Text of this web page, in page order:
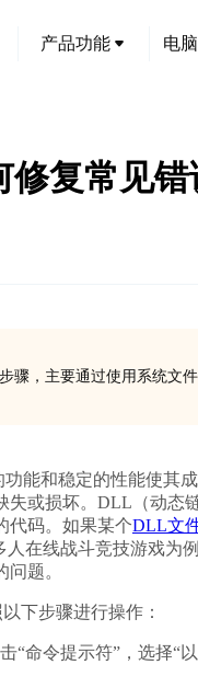
产品功能 电
复常见错
，主要通过使用系统文件
能和稳定的性能使其
失或损坏。DLL（动态
代码。如果某个DLL文
在线战斗竞技游戏为
题。
下步骤进行操作：
“命令提示符”，选择“